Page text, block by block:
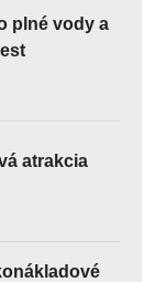
plné vody a
atrakcia